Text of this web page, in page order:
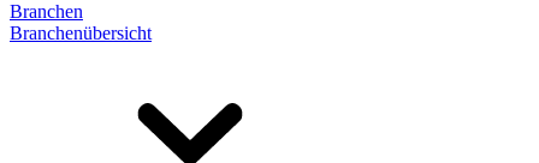
Branchen
Branchenübersicht